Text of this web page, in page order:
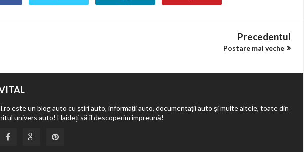
Precedentul
Postare mai veche
este un blog auto cu știri auto, informații auto, documentații auto și multe altele, toate din
univers auto! Haideți să îl descoperim împreună!